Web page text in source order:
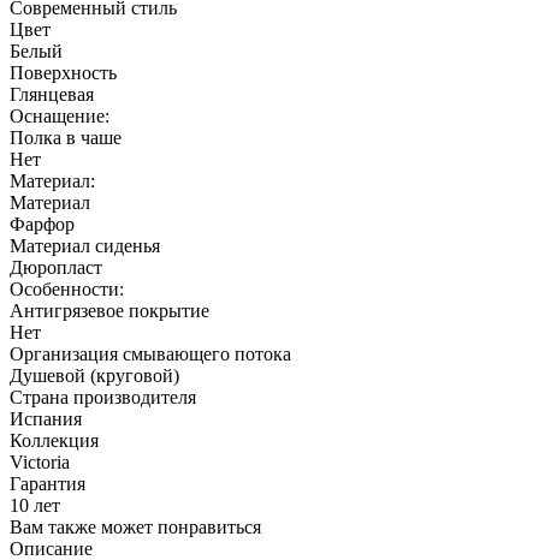
Современный стиль
Цвет
Белый
Поверхность
Глянцевая
Оснащение:
Полка в чаше
Нет
Материал:
Материал
Фарфор
Материал сиденья
Дюропласт
Особенности:
Антигрязевое покрытие
Нет
Организация смывающего потока
Душевой (круговой)
Страна производителя
Испания
Коллекция
Victoria
Гарантия
10 лет
Вам также может понравиться
Описание